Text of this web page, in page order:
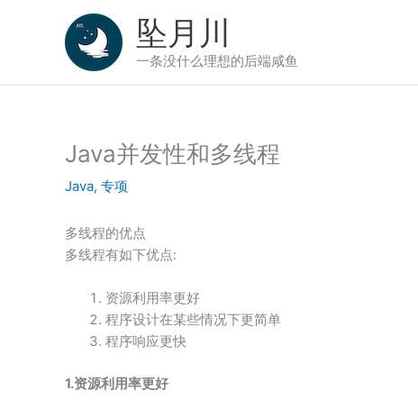
坠月川
一条没什么理想的后端咸鱼
Java并发性和多线程
Java, 专项
多线程的优点
多线程有如下优点:
资源利用率更好
程序设计在某些情况下更简单
程序响应更快
1.资源利用率更好